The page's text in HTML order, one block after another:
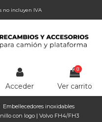
no incluyen IVA
Acceder
0
Ver carrito
Embellecedores inoxidables
con logo | Volvo FH4/FH3